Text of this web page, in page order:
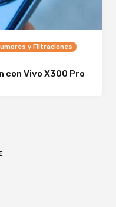
y Filtraciones
con Vivo X300 Pro